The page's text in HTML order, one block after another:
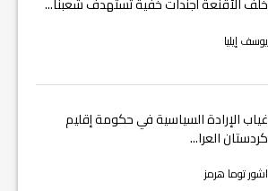
يوسف إيليا
غياب الإرادة السياسية في حكومة إقليم
كردستان العرا...
اشور توما هرمز